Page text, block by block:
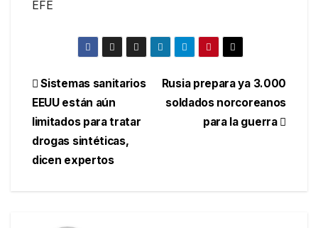
EFE
Navegación
de
entradas
Rusia prepara ya 3.000
soldados norcoreanos
para la guerra
Sistemas sanitarios
EEUU están aún
limitados para tratar
drogas sintéticas,
dicen expertos